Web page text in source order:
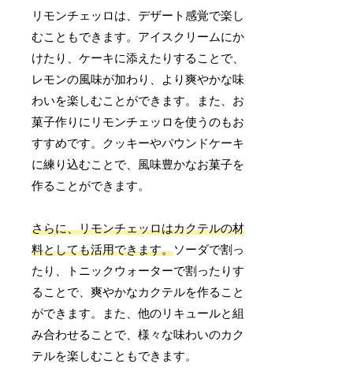
リモンチェッロは、デザート感覚で楽し
むこともできます。アイスクリームにか
けたり、ケーキに添えたりすることで、
レモンの風味が加わり、より爽やかな味
わいを楽しむことができます。また、お
菓子作りにリモンチェッロを使うのもお
すすめです。クッキーやパウンドケーキ
に練り込むことで、風味豊かなお菓子を
作ることができます。
さらに、リモンチェッロはカクテルの材
料としても活用できます。ソーダで割っ
たり、トニックウォーターで割ったりす
ることで、爽やかなカクテルを作ること
ができます。また、他のリキュールと組
み合わせることで、様々な味わいのカク
テルを楽しむこともできます。